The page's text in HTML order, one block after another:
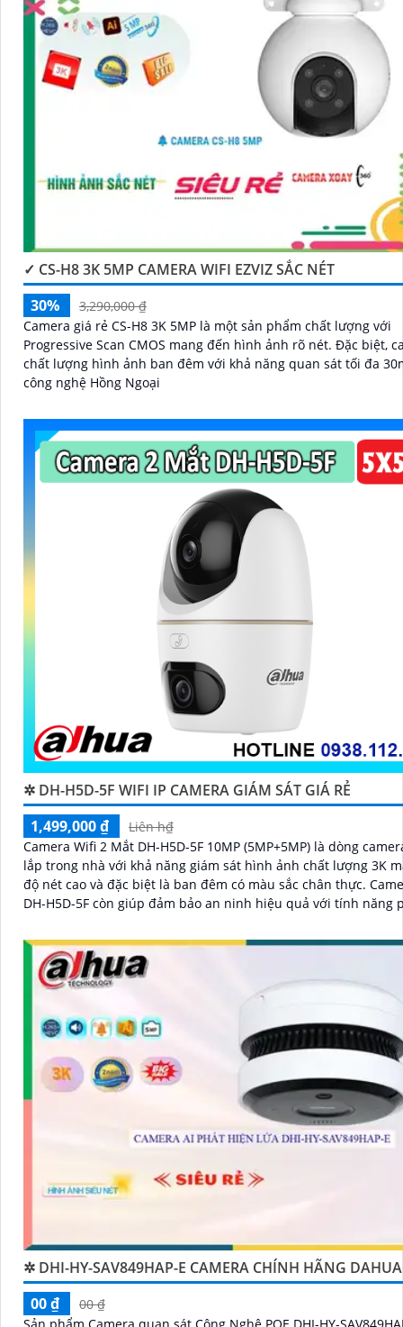
✓ CS-H8 3K 5MP CAMERA WIFI EZVIZ SẮC NÉT
30%
3,290,000 ₫
Camera giá rẻ CS-H8 3K 5MP là một sản phẩm chất lượng với
Progressive Scan CMOS mang đến hình ảnh rõ nét. Đặc biệt, camera có
chất lượng hình ảnh ban đêm với khả năng quan sát tối đa
công nghệ Hồng Ngoại
✲ DH-H5D-5F WIFI IP CAMERA GIÁM SÁT GIÁ RẺ
1,499,000 ₫
Liên h₫
Camera Wifi 2 Mắt DH-H5D-5F 10MP (5MP+5MP) là dòng
lắp trong nhà với khả năng giám sát hình ảnh chất lượng 3K
độ nét cao và đặc biệt là ban đêm có màu sắc chân thực.
DH-H5D-5F còn giúp đảm bảo an ninh hiệu quả với tính năng
✲ DHI-HY-SAV849HAP-E CAMERA CHÍNH HÃNG DAHUA
00 ₫
00 ₫